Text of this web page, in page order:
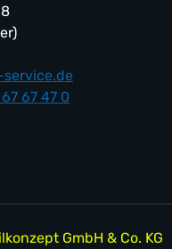
service.de
67 47 0
GmbH & Co. KG